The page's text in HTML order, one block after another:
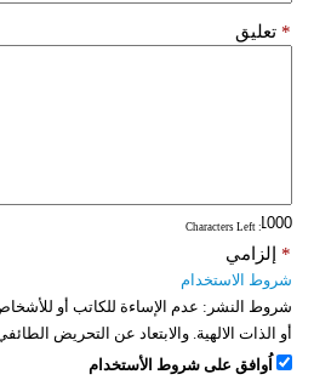
تعليق *
: Characters Left
إلزامي *
شروط الاستخدام
شروط النشر: عدم الإساءة للكاتب أو
أو الذات الالهية. والابتعاد عن التحريض
اُوافق على شروط الأستخدام